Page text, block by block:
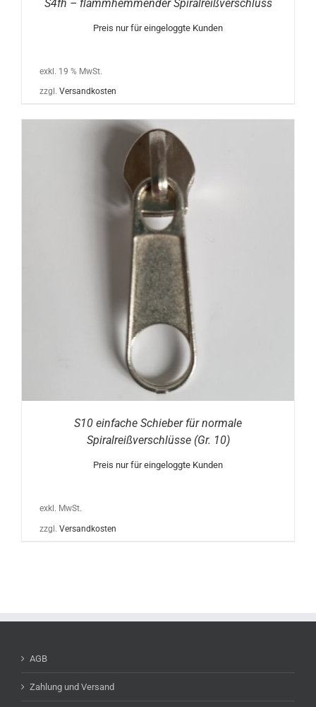
S4fh – flammhemmender Spiralreißverschluss
Preis nur für eingeloggte Kunden
exkl. 19 % MwSt.
zzgl. Versandkosten
S10 einfache Schieber für normale
Spiralreißverschlüsse (Gr. 10)
Preis nur für eingeloggte Kunden
exkl. MwSt.
zzgl. Versandkosten
AGB
Zahlung und Versand